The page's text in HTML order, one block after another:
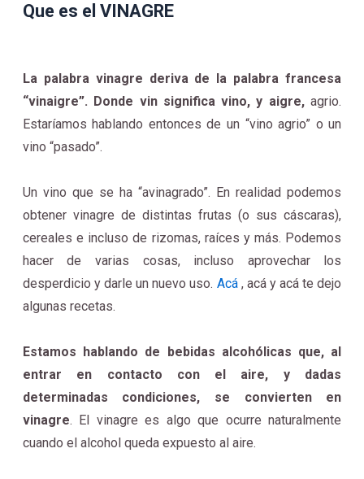
Que es el VINAGRE
La palabra vinagre deriva de la palabra francesa
“vinaigre”. Donde vin significa vino, y aigre,agrio.
Estaríamos hablando entonces de un “vino agrio” o un
vino “pasado”.
Un vino que se ha “avinagrado”. En realidad podemos
obtener vinagre de distintas frutas (o sus cáscaras),
cereales e incluso de rizomas, raíces y más. Podemos
hacer de varias cosas, incluso aprovechar los
desperdicio y darle un nuevo uso. Acá, acá y acá te dejo
algunas recetas.
Estamos hablando de bebidas alcohólicas que, al
entrar en contacto con el aire, y dadas
determinadas condiciones, se convierten en
vinagre. El vinagre es algo que ocurre naturalmente
cuando el alcohol queda expuesto al aire.